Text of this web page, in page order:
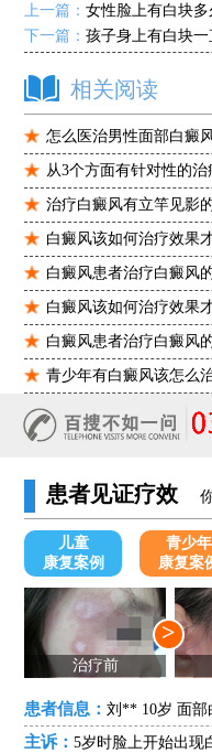
上一篇：女性脸上有白块
下一篇：孩子身上有白块
相关阅读
怎么医治男性面部白癜
从3个方面有针对性的
治疗白癜风有立竿见影
白癜风该如何治疗效果
白癜风患者治疗白癜风
白癜风该如何治疗效果
白癜风患者治疗白癜风
青少年有白癜风该怎么
患者见证疗效
儿童
康复案例
青少年
康复案
治疗前
>
患者信息：刘** 10岁 面部
主诉：5岁时脸上开始出现